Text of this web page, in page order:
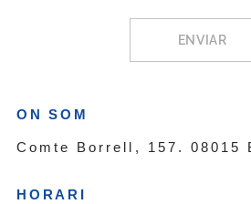
ENVIAR
ON SOM
Comte Borrell, 157. 08015
HORARI